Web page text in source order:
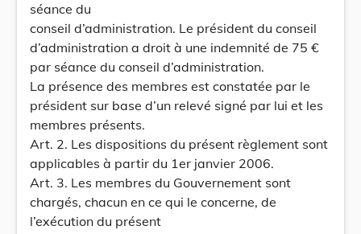
séance du
conseil d’administration. Le président du conseil
d’administration a droit à une indemnité de 75 €
par séance du conseil d’administration.
La présence des membres est constatée par le
président sur base d’un relevé signé par lui et les
membres présents.
Art. 2. Les dispositions du présent règlement sont
applicables à partir du 1er janvier 2006.
Art. 3. Les membres du Gouvernement sont
chargés, chacun en ce qui le concerne, de
l’exécution du présent